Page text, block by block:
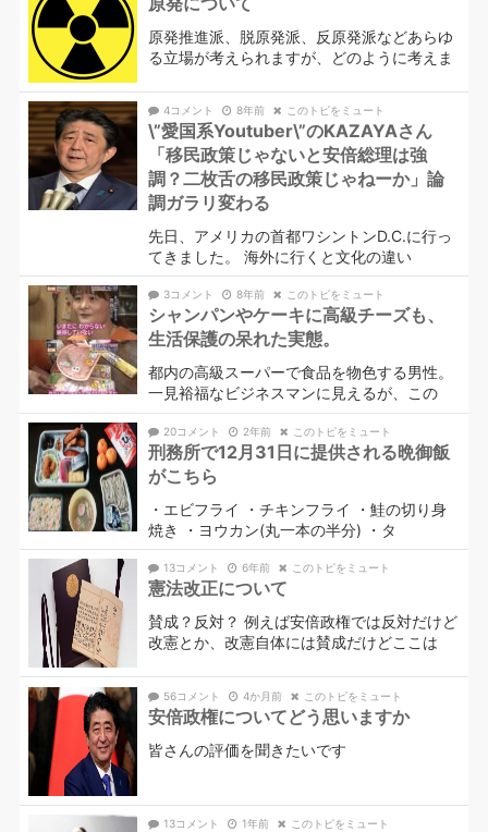
原発推進派、脱原発派、反原発派などあらゆ
る立場が考えられますが、どのように考えま
4コメント 8年前 このトピをミュート
\”愛国系Youtuber\”のKAZAYAさん
「移民政策じゃないと安倍総理は強
調？二枚舌の移民政策じゃねーか」論
調ガラリ変わる
先日、アメリカの首都ワシントンD.C.に行っ
てきました。 海外に行くと文化の違い
3コメント 8年前 このトピをミュート
シャンパンやケーキに高級チーズも、
生活保護の呆れた実態。
都内の高級スーパーで食品を物色する男性。
一見裕福なビジネスマンに見えるが、この
20コメント 2年前 このトピをミュート
刑務所で12月31日に提供される晩御飯
がこちら
・エビフライ ・チキンフライ ・鮭の切り身
焼き ・ヨウカン(丸一本の半分) ・タ
13コメント 6年前 このトピをミュート
憲法改正について
賛成？反対？ 例えば安倍政権では反対だけど
改憲とか、改憲自体には賛成だけどここは
56コメント 4か月前 このトピをミュート
安倍政権についてどう思いますか
皆さんの評価を聞きたいです
13コメント 1年前 このトピをミュート